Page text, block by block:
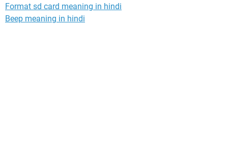
Format sd card meaning in hindi
Beep meaning in hindi